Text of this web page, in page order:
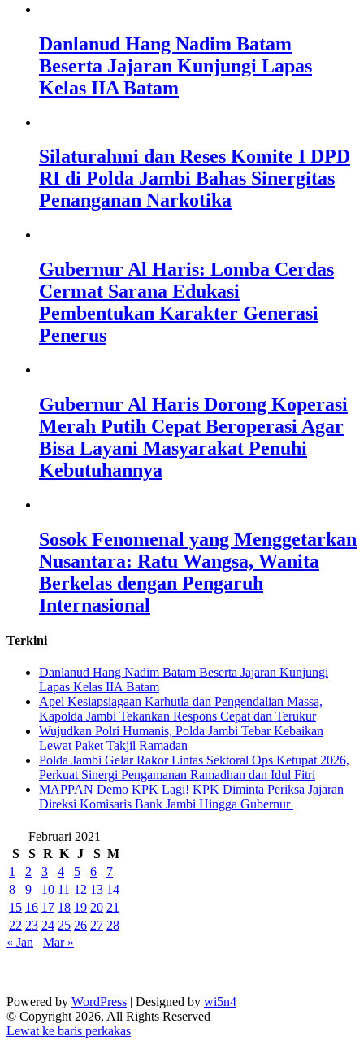
Danlanud Hang Nadim Batam
Beserta Jajaran Kunjungi Lapas
Kelas IIA Batam
Silaturahmi dan Reses Komite I DPD
RI di Polda Jambi Bahas Sinergitas
Penanganan Narkotika
Gubernur Al Haris: Lomba Cerdas
Cermat Sarana Edukasi
Pembentukan Karakter Generasi
Penerus
Gubernur Al Haris Dorong Koperasi
Merah Putih Cepat Beroperasi Agar
Bisa Layani Masyarakat Penuhi
Kebutuhannya
Sosok Fenomenal yang Menggetarkan
Nusantara: Ratu Wangsa, Wanita
Berkelas dengan Pengaruh
Internasional
Terkini
Danlanud Hang Nadim Batam Beserta Jajaran Kunjungi
Lapas Kelas IIA Batam
Apel Kesiapsiagaan Karhutla dan Pengendalian Massa,
Kapolda Jambi Tekankan Respons Cepat dan Terukur
Wujudkan Polri Humanis, Polda Jambi Tebar Kebaikan
Lewat Paket Takjil Ramadan
Polda Jambi Gelar Rakor Lintas Sektoral Ops Ketupat 2026,
Perkuat Sinergi Pengamanan Ramadhan dan Idul Fitri
‎MAPPAN Demo KPK Lagi! KPK Diminta Periksa Jajaran
Direksi Komisaris Bank Jambi Hingga Gubernur ‎
Februari 2021
S
S R K J S M
1
2 3 4 5 6
7
8
9 10 11 12 13 14
15 16 17 18 19 20 21
22 23 24 25 26 27 28
« Jan
Mar »
Powered by WordPress | Designed by wi5n4
© Copyright 2026, All Rights Reserved
Lewat ke baris perkakas